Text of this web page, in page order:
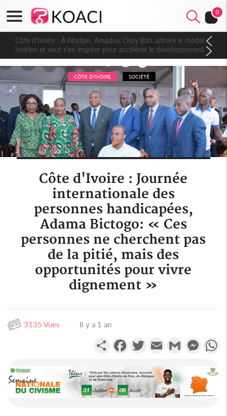
0
Côte d'Ivoire : À Abidjan, Amadou Oury Bah admire le modèle
ivoirien et veut s'en inspirer pour accélérer le développement
de la Guinée
CÔTE D'IVOIRE SOCIÉTÉ
Côte d'Ivoire : Journée
internationale des
personnes handicapées,
Adama Bictogo: « Ces
personnes ne cherchent pas
de la pitié, mais des
opportunités pour vivre
dignement »
3135 Vues Il y a 1 an
PartagerFacebookTwitterEmail Gmail